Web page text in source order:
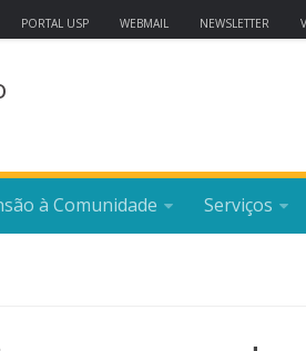
PORTAL USP WEBMAIL NEWSLETTER
à Comunidade Serviços